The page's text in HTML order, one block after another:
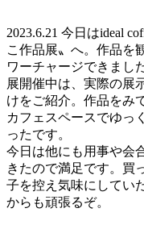
2023.6.21 今日はideal
こ作品展〟へ。作品を
ワーチャージできまし
展開催中は、実際の展
けをご紹介。作品をみ
カフェスペースでゆっ
ったです。
今日は他にも用事や会
きたので満足です。買
子を控え気味にしてい
からも頑張るぞ。